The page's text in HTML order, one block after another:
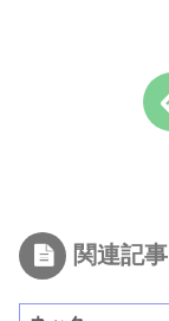
関連記事